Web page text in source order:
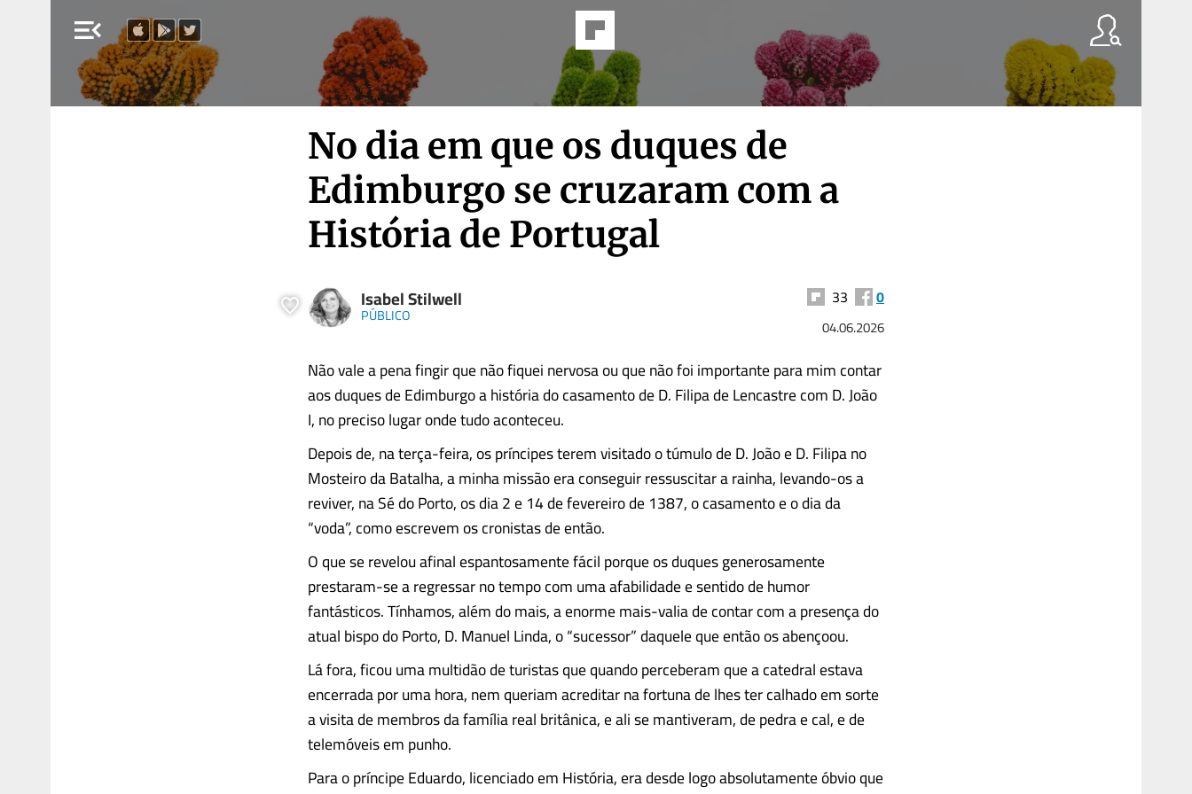
menu_open
No dia em que os duques de
Edimburgo se cruzaram com a
História de Portugal
Isabel Stilwell
PÚBLICO
33 0
04.06.2026
Não vale a pena fingir que não fiquei nervosa ou que não foi importante para mim contar
aos duques de Edimburgo a história do casamento de D. Filipa de Lencastre com D. João
I, no preciso lugar onde tudo aconteceu.
Depois de, na terça-feira, os príncipes terem visitado o túmulo de D. João e D. Filipa no
Mosteiro da Batalha, a minha missão era conseguir ressuscitar a rainha, levando-os a
reviver, na Sé do Porto, os dia 2 e 14 de fevereiro de 1387, o casamento e o dia da
“voda”, como escrevem os cronistas de então.
O que se revelou afinal espantosamente fácil porque os duques generosamente
prestaram-se a regressar no tempo com uma afabilidade e sentido de humor
fantásticos. Tínhamos, além do mais, a enorme mais-valia de contar com a presença do
atual bispo do Porto, D. Manuel Linda, o “sucessor” daquele que então os abençoou.
Lá fora, ficou uma multidão de turistas que quando perceberam que a catedral estava
encerrada por uma hora, nem queriam acreditar na fortuna de lhes ter calhado em sorte
a visita de membros da família real britânica, e ali se mantiveram, de pedra e cal, e de
telemóveis em punho.
Para o príncipe Eduardo, licenciado em História, era desde logo absolutamente óbvio que